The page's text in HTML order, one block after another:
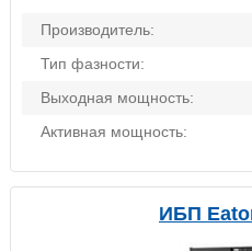
Производитель:
Тип фазности:
Выходная мощность:
Активная мощность:
ИБП